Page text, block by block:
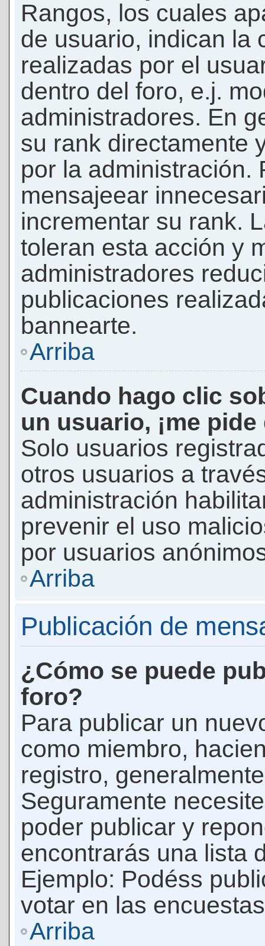
Rangos, los cuales
de usuario, indican la
realizadas por el
dentro del foro, e.j.
administradores. En
su rank directamente
por la administración.
mensajeear
incrementar su rank.
toleran esta acción y
administradores
publicaciones
bannearte.
Arriba
Cuando hago clic
un usuario, ¡me
Solo usuarios
otros usuarios a
administración
prevenir el uso
por usuarios
Arriba
Publicación de
¿Cómo se puede
foro?
Para publicar un
como miembro,
registro,
Seguramente
poder publicar y
encontrarás una lista
Ejemplo: Podéss
votar en las
Arriba